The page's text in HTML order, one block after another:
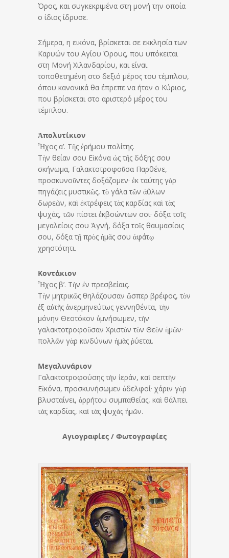
Όρος, και συγκεκριμένα στη μονή την οποία
ο ίδιος ίδρυσε.
Σήμερα, η εικόνα, βρίσκεται σε εκκλησία των
Καρυών του Αγίου Όρους, που υπόκειται
στη Μονή Χιλανδαρίου, και είναι
τοποθετημένη στο δεξιό μέρος του τέμπλου,
όπου κανονικά θα έπρεπε να ήταν ο Κύριος,
που βρίσκεται στο αριστερό μέρος του
τέμπλου.
Ἀπολυτίκιον
Ἦχος α’. Τῆς ἐρήμου πολίτης.
Τὴν θείαν σου Εἰκόνα ὡς τῆς δόξης σου
σκήνωμα, Γαλακτοτροφοῦσα Παρθένε,
προσκυνοῦντες δοξάζομεν· ἐκ ταύτης γὰρ
πηγάζεις μυστικῶς, τὸ γάλα τῶν ἀΰλων
δωρεῶν, καὶ ἐκτρέφεις τὰς καρδίας καὶ τὰς
ψυχάς, τῶν πίστει ἐκβοώντων σοι· δόξα τοῖς
μεγαλείοις σου Ἁγνή, δόξα τοῖς θαυμασίοις
σου, δόξα τῇ πρὸς ἡμᾶς σου ἀφάτῳ
χρηστότητι.
Κοντάκιον
Ἦχος β’. Τὴν ἐν πρεσβείαις.
Τὴν μητρικῶς θηλάζουσαν ὥσπερ βρέφος, τὸν
ἐξ αὐτῆς ἀνερμηνεύτως γεννηθέντα, τὴν
μόνην Θεοτόκον ὑμνήσωμεν, τὴν
γαλακτοτροφοῦσαν Χριστὸν τὸν Θεὸν ἡμῶν·
πολλῶν γὰρ κινδύνων ἡμᾶς ῥύεται.
Μεγαλυνάριον
Γαλακτοτροφούσης τὴν ἱεράν, καὶ σεπτὴν
Εἰκόνα, προσκυνήσωμεν ἀδελφοί· χάριν γὰρ
βλυσταίνει, ἀρρήτου συμπαθείας, καὶ θάλπει
τὰς καρδίας, καὶ τὰς ψυχὰς ἡμῶν.
Αγιογραφίες / Φωτογραφίες